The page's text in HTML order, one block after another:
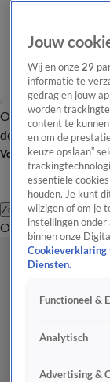
Overzicht
de redactie
Volg Shownieuws
Zoeken
Overzicht
Jouw
Wij en onze 29
informatie te
gedrag en jouw
worden
content te
en om de
keuze opslaan”
essentiële
houden. Je kunt
wijzigen of om je
instellingen onder
binnen onze
Cookieverklaring
Diensten.
Functioneel &
Analytisch
Advertising &